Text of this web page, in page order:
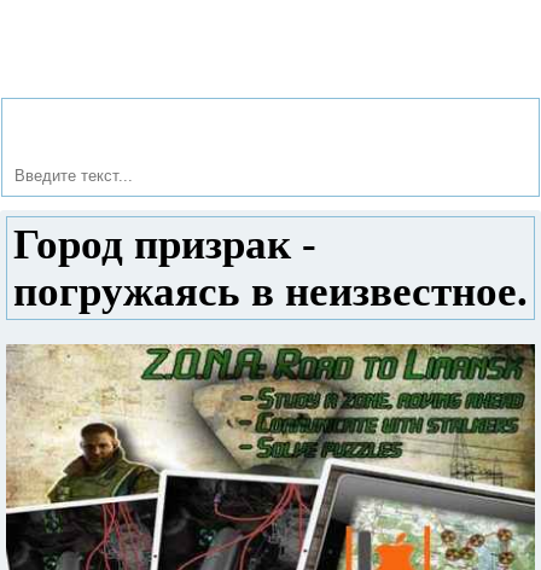
Город призрак -
погружаясь в неизвестное.